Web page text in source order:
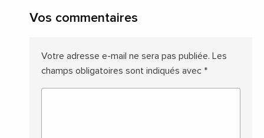
Vos commentaires
Votre adresse e-mail ne sera pas publiée. Les
champs obligatoires sont indiqués avec *